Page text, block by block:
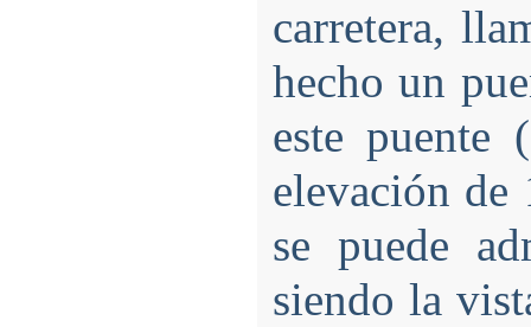
carretera,
hecho un
este puente
elevación de
se puede
siendo la